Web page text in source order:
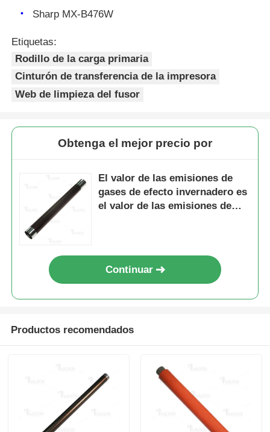
Inicio
Contacto
noticias
Todos los casos
Chip de tóner Xerox
Chip de tono de Lexmark
Sharp MX-B476W
Etiquetas:
Rodillo de la carga primaria
Cinturón de transferencia de la impresora
Web de limpieza del fusor
Obtenga el mejor precio por
El valor de las emisiones de
gases de efecto invernadero es
el valor de las emisiones de
Continuar
Productos recomendados